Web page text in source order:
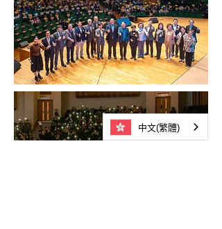
中文(繁體)